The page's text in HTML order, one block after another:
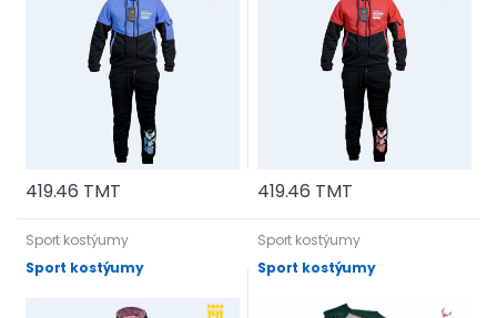
419.46 TMT 419.46 TMT
Sport kostýumy
Sport kostýumy
Sport kostýumy
Sport kostýumy